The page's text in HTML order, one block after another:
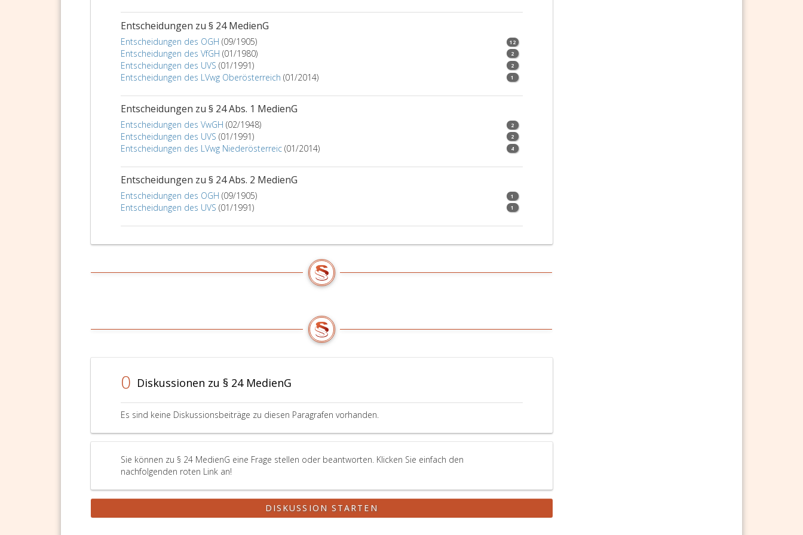
Entscheidungen zu § 24 MedienG
Entscheidungen des OGH (09/1905) 12
Entscheidungen des VfGH (01/1980) 2
Entscheidungen des UVS (01/1991) 2
Entscheidungen des LVwg Oberösterreich (01/2014) 1
Entscheidungen zu § 24 Abs. 1 MedienG
Entscheidungen des VwGH (02/1948) 2
Entscheidungen des UVS (01/1991) 2
Entscheidungen des LVwg Niederösterreic (01/2014) 4
Entscheidungen zu § 24 Abs. 2 MedienG
Entscheidungen des OGH (09/1905) 1
Entscheidungen des UVS (01/1991) 1
0 Diskussionen zu § 24 MedienG
Es sind keine Diskussionsbeiträge zu diesen Paragrafen vorhanden.
Sie können zu § 24 MedienG eine Frage stellen oder beantworten. Klicken Sie einfach den
nachfolgenden roten Link an!
DISKUSSION STARTEN